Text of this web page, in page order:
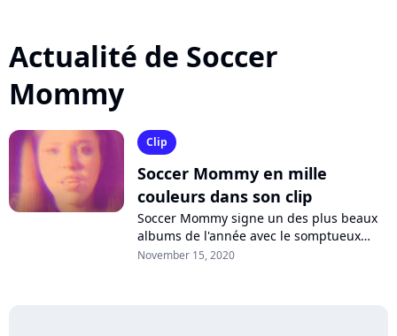
Actualité de Soccer
Mommy
Clip
Soccer Mommy en mille
couleurs dans son clip
Soccer Mommy signe un des plus beaux
albums de l'année avec le somptueux
"Color Theory". Neuf mois après sa sortie,
November 15, 2020